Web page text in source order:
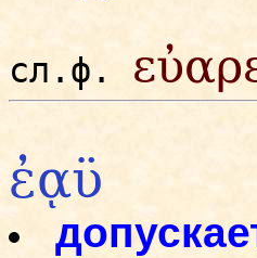
сл.ф.
ἐᾳϋ